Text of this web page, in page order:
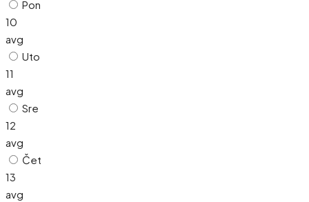
Pon
10
avg
Uto
11
avg
Sre
12
avg
Čet
13
avg